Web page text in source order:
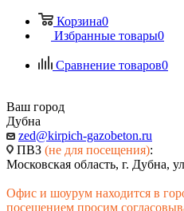
Корзина0
Избранные товары0
Сравнение товаров0
Ваш город
Дубна
zed@kirpich-gazobeton.ru
ПВЗ (не для посещения):
Московская область, г. Дубна,
Офис и шоурум находится в
посещением просим